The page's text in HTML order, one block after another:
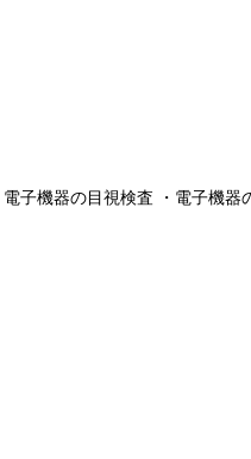
子機器の目視検査 ・電子機器